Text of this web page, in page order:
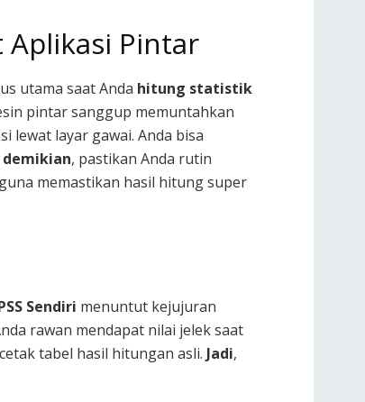
Aplikasi Pintar
utama saat Anda hitung statistik
pintar sanggup memuntahkan
lewat layar gawai. Anda bisa
, pastikan Anda rutin
memastikan hasil hitung super
Sendiri menuntut kejujuran
rawan mendapat nilai jelek saat
tabel hasil hitungan asli. Jadi,